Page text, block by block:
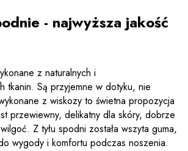
- najwyższa jakość
z naturalnych i
tkanin. Są przyjemne w dotyku, nie
z wiskozy to świetna propozycja
przewiewny, delikatny dla skóry, dobrze
Z tyłu spodni została wszyta guma,
wygody i komfortu podczas noszenia.